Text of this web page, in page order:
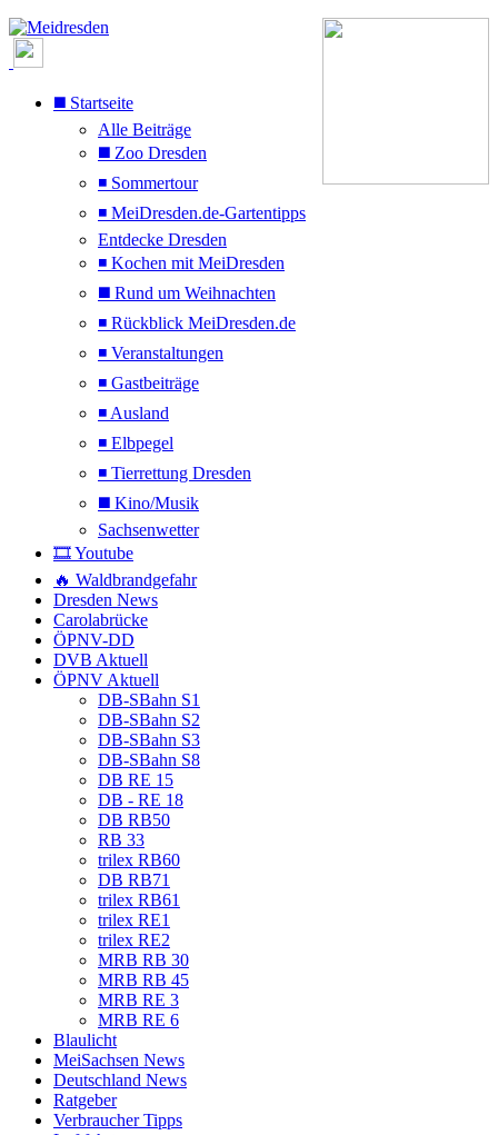
◼️ Startseite
Alle Beiträge
◼️ Zoo Dresden
◾ Sommertour
◾ MeiDresden.de-Gartentipps
Entdecke Dresden
◾ Kochen mit MeiDresden
◼️ Rund um Weihnachten
◾ Rückblick MeiDresden.de
◾ Veranstaltungen
◾ Gastbeiträge
◾ Ausland
◾ Elbpegel
◾ Tierrettung Dresden
◼️ Kino/Musik
Sachsenwetter
🎞️ Youtube
🔥 Waldbrandgefahr
Dresden News
Carolabrücke
ÖPNV-DD
DVB Aktuell
ÖPNV Aktuell
DB-SBahn S1
DB-SBahn S2
DB-SBahn S3
DB-SBahn S8
DB RE 15
DB - RE 18
DB RB50
RB 33
trilex RB60
DB RB71
trilex RB61
trilex RE1
trilex RE2
MRB RB 30
MRB RB 45
MRB RE 3
MRB RE 6
Blaulicht
MeiSachsen News
Deutschland News
Ratgeber
Verbraucher Tipps